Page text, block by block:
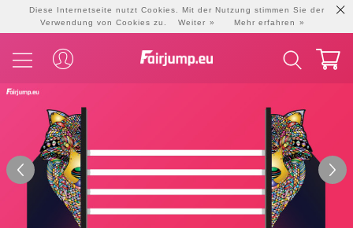
Diese Internetseite nutzt Cookies. Mit der Nutzung stimmen Sie der
Verwendung von Cookies zu.
Weiter Mehr erfahren